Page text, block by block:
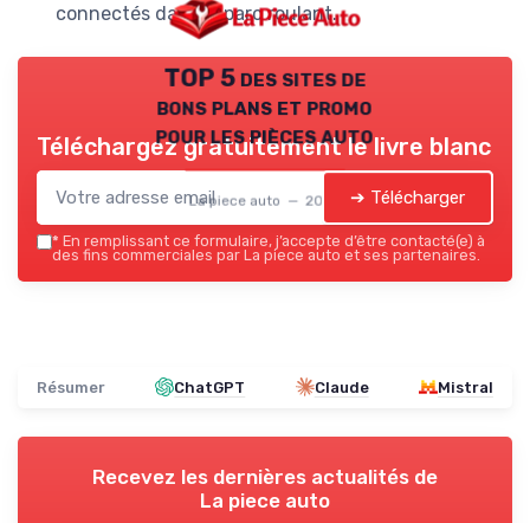
connectés dans le parc roulant.
TOP 5 des sites de
bons plans et promo
pour les pièces auto
La piece auto — 2026
Téléchargez gratuitement le livre blanc
➔ Télécharger
* En remplissant ce formulaire, j’accepte d’être contacté(e) à
des fins commerciales par La piece auto et ses partenaires.
Résumer ChatGPT Claude Mistral
Recevez les dernières actualités de
La piece auto